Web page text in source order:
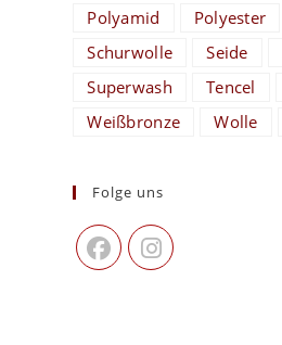
Polyamid
Polyester
Schurwolle
Seide
Superwash
Tencel
Weißbronze
Wolle
Folge uns